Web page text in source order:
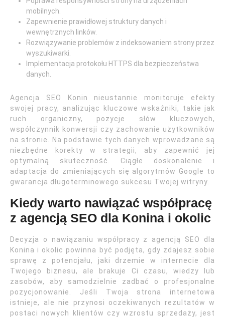
mobilnych.
Zapewnienie prawidłowej struktury danych i
wewnętrznych linków.
Rozwiązywanie problemów z indeksowaniem strony przez
wyszukiwarki.
Implementacja protokołu HTTPS dla bezpieczeństwa
danych.
Agencja SEO Konin nieustannie monitoruje efekty
swojej pracy, analizując kluczowe wskaźniki, takie jak
ruch organiczny, pozycje słów kluczowych,
współczynnik konwersji czy zachowanie użytkowników
na stronie. Na podstawie tych danych wprowadzane są
niezbędne korekty w strategii, aby zapewnić jej
optymalną skuteczność. Ciągłe doskonalenie i
adaptacja do zmieniających się algorytmów Google to
gwarancja długoterminowego sukcesu Twojej witryny.
Kiedy warto nawiązać współpracę
z agencją SEO dla Konina i okolic
Decyzja o nawiązaniu współpracy z agencją SEO dla
Konina i okolic powinna być podjęta, gdy zdajesz sobie
sprawę z potencjału, jaki drzemie w internecie dla
Twojego biznesu, ale brakuje Ci czasu, wiedzy lub
zasobów, aby samodzielnie zadbać o profesjonalne
pozycjonowanie. Jeśli Twoja strona internetowa
istnieje, ale nie przynosi oczekiwanych rezultatów w
postaci nowych klientów czy wzrostu sprzedaży, jest